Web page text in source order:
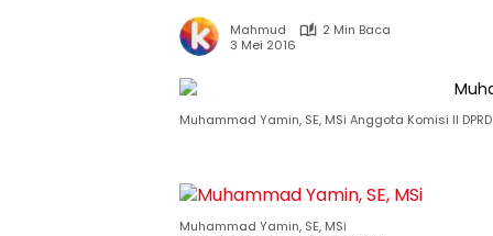
Mahmud
2 Min Baca
3 Mei 2016
Muhammad Yamin, SE, MSi Anggota Komisi II DPRD
Muhammad Yamin, SE, MSi